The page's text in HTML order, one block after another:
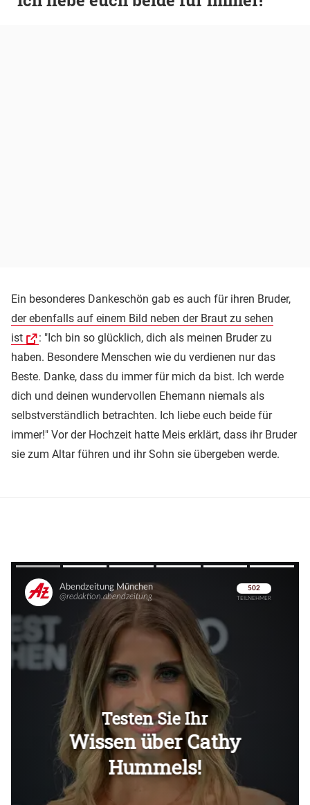
Ein besonderes Dankeschön gab es auch für ihren Bruder,
der ebenfalls auf einem Bild neben der Braut zu sehen
ist
: "Ich bin so glücklich, dich als meinen Bruder zu
haben. Besondere Menschen wie du verdienen nur das
Beste. Danke, dass du immer für mich da bist. Ich werde
dich und deinen wundervollen Ehemann niemals als
selbstverständlich betrachten. Ich liebe euch beide für
immer!" Vor der Hochzeit hatte Meis erklärt, dass ihr Bruder
sie zum Altar führen und ihr Sohn sie übergeben werde.
Überspringen
Überspringen